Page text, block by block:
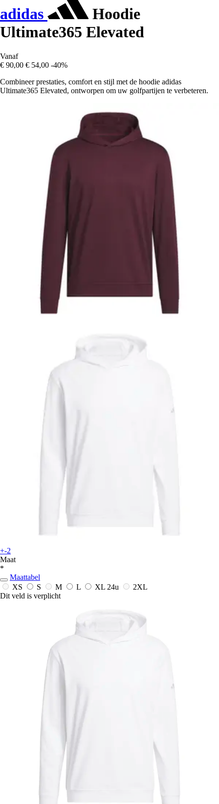
adidas
Hoodie
Ultimate365 Elevated
Vanaf
€ 90,00 € 54,00 -40%
Combineer prestaties, comfort en stijl met de hoodie adidas
Ultimate365 Elevated, ontworpen om uw golfpartijen te verbeteren.
+-2
Maat
*
Maattabel
XS
S M L XL 24u
2XL
Dit veld is verplicht